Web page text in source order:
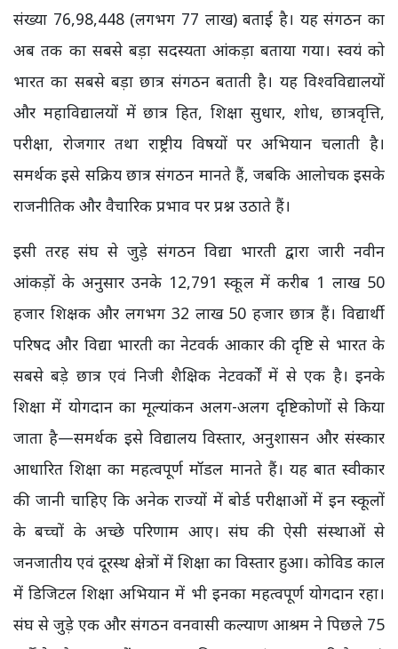
संख्या 76,98,448 (लगभग 77 लाख) बताई है। यह संगठन का
अब तक का सबसे बड़ा सदस्यता आंकड़ा बताया गया। स्वयं को
भारत का सबसे बड़ा छात्र संगठन बताती है। यह विश्वविद्यालयों
और महाविद्यालयों में छात्र हित, शिक्षा सुधार, शोध, छात्रवृत्ति,
परीक्षा, रोजगार तथा राष्ट्रीय विषयों पर अभियान चलाती है।
समर्थक इसे सक्रिय छात्र संगठन मानते हैं, जबकि आलोचक इसके
राजनीतिक और वैचारिक प्रभाव पर प्रश्न उठाते हैं।
इसी तरह संघ से जुड़े संगठन विद्या भारती द्वारा जारी नवीन
आंकड़ों के अनुसार उनके 12,791 स्कूल में करीब 1 लाख 50
हजार शिक्षक और लगभग 32 लाख 50 हजार छात्र हैं। विद्यार्थी
परिषद और विद्या भारती का नेटवर्क आकार की दृष्टि से भारत के
सबसे बड़े छात्र एवं निजी शैक्षिक नेटवर्कों में से एक है। इनके
शिक्षा में योगदान का मूल्यांकन अलग-अलग दृष्टिकोणों से किया
जाता है—समर्थक इसे विद्यालय विस्तार, अनुशासन और संस्कार
आधारित शिक्षा का महत्वपूर्ण मॉडल मानते हैं। यह बात स्वीकार
की जानी चाहिए कि अनेक राज्यों में बोर्ड परीक्षाओं में इन स्कूलों
के बच्चों के अच्छे परिणाम आए। संघ की ऐसी संस्थाओं से
जनजातीय एवं दूरस्थ क्षेत्रों में शिक्षा का विस्तार हुआ। कोविड काल
में डिजिटल शिक्षा अभियान में भी इनका महत्वपूर्ण योगदान रहा।
संघ से जुड़े एक और संगठन वनवासी कल्याण आश्रम ने पिछले 75